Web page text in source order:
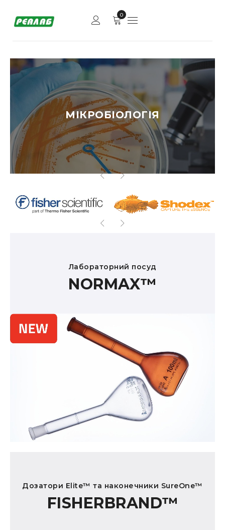
0
МІКРОБІОЛОГІЯ
Лабораторний посуд
NORMAX™
Дозатори Elite™ та наконечники SureOne™
FISHERBRAND™